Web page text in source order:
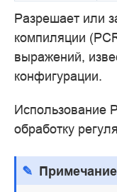
Разрешает или
компиляции
выражений,
конфигурации.
Использование
обработку
Примечание